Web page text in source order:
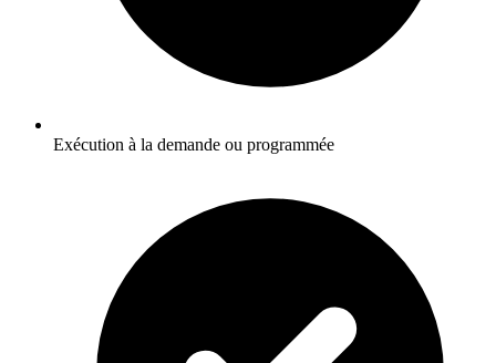
Exécution à la demande ou programmée